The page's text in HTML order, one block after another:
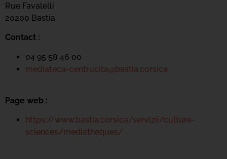
Rue Favalelli
20200 Bastia
Contact :
04 95 58 46 00
mediateca-centrucita@bastia.corsica
Page web :
https://www.bastia.corsica/servizii/culture-
sciences/mediatheques/